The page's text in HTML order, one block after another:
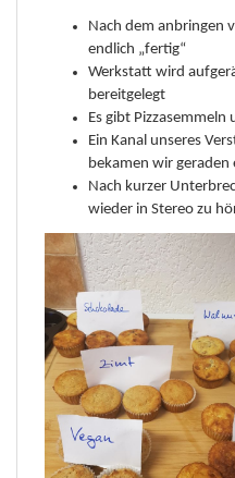
Nach dem anbringen
endlich „fertig“
Werkstatt wird
bereitgelegt
Es gibt
Ein Kanal unseres
bekamen wir geraden
Nach kurzer
wieder in Stereo zu